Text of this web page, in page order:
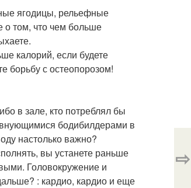
ягодицы, рельефные
том, что чем больше
калорий, если будете
борьбу с остеопорозом!
в зале, кто потреблял бы
бодибилдерами в
настолько важно?
вы устанете раньше
Головокружение и
: кардио, кардио и еще
⇨